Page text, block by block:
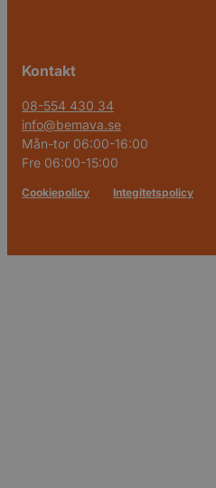
Kontakt
08-554 430 34
info@bemava.se
Mån-tor 06:00-16:00
Fre 06:00-15:00
Cookiepolicy Integitetspolicy